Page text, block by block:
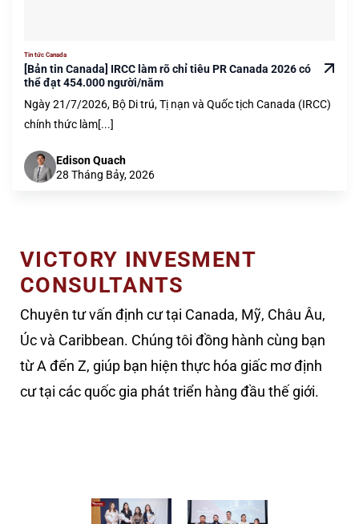
Tin tức Canada
[Bản tin Canada] IRCC làm rõ chỉ tiêu PR Canada 2026 có
thể đạt 454.000 người/năm
Ngày 21/7/2026, Bộ Di trú, Tị nạn và Quốc tịch Canada (IRCC)
chính thức làm[...]
Edison Quach
28 Tháng Bảy, 2026
VICTORY INVESMENT
CONSULTANTS
Chuyên tư vấn định cư tại Canada, Mỹ, Châu Âu,
Úc và Caribbean. Chúng tôi đồng hành cùng bạn
từ A đến Z, giúp bạn hiện thực hóa giấc mơ định
cư tại các quốc gia phát triển hàng đầu thế giới.